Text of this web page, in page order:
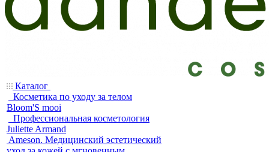
Каталог
Косметика по уходу за телом
Bloom'S mooi
Профессиональная косметология
Juliette Armand
Ameson. Медицинский эстетический